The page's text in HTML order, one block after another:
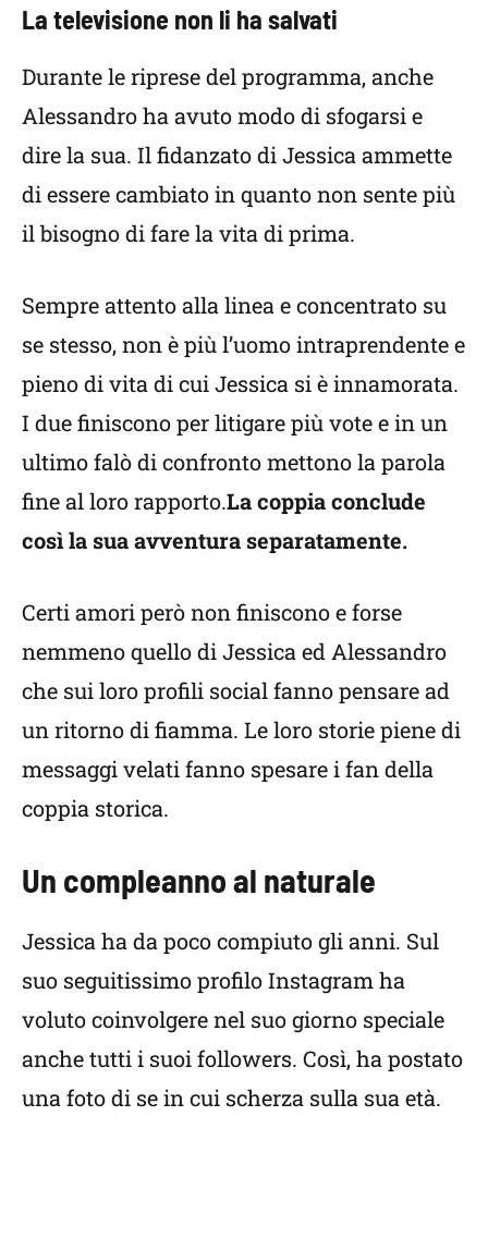
La televisione non li ha salvati
Durante le riprese del programma, anche
Alessandro ha avuto modo di sfogarsi e
dire la sua. Il fidanzato di Jessica ammette
di essere cambiato in quanto non sente più
il bisogno di fare la vita di prima.
Sempre attento alla linea e concentrato su
se stesso, non è più l’uomo intraprendente e
pieno di vita di cui Jessica si è innamorata.
I due finiscono per litigare più vote e in un
ultimo falò di confronto mettono la parola
fine al loro rapporto.La coppia conclude
così la sua avventura separatamente.
Certi amori però non finiscono e forse
nemmeno quello di Jessica ed Alessandro
che sui loro profili social fanno pensare ad
un ritorno di fiamma. Le loro storie piene di
messaggi velati fanno spesare i fan della
coppia storica.
Un compleanno al naturale
Jessica ha da poco compiuto gli anni. Sul
suo seguitissimo profilo Instagram ha
voluto coinvolgere nel suo giorno speciale
anche tutti i suoi followers. Così, ha postato
una foto di se in cui scherza sulla sua età.